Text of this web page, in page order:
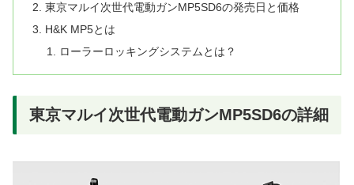
東京マルイ次世代電動ガンMP5SD6の発売日と価格
H&K MP5とは
ローラーロッキングシステムとは？
東京マルイ次世代電動ガンMP5SD6の詳細